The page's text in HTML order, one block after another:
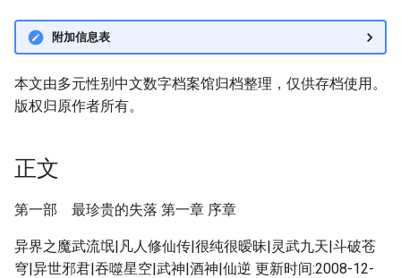
附加信息表
本文由多元性别中文数字档案馆归档整理，仅供存档使用。
版权归原作者所有。
正文
第一部 最珍贵的失落 第一章 序章
异界之魔武流氓|凡人修仙传|很纯很暧昧|灵武九天|斗破苍
穹|异世邪君|吞噬星空|武神|酒神|仙逆 更新时间:2008-12-